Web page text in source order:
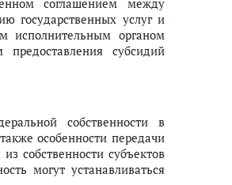
соглашением между
государственных услуг и
исполнительным органом
предоставления субсидий
собственности в
особенности передачи
собственности субъектов
могут устанавливаться